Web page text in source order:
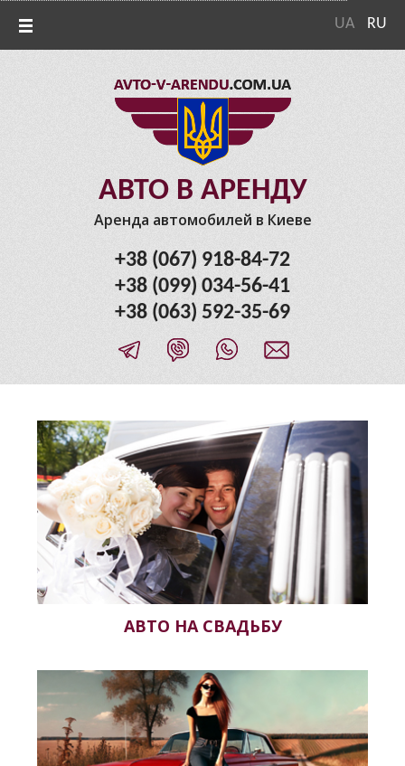
UA RU
АВТО В АРЕНДУ
Аренда автомобилей в Киеве
+38 (067) 918-84-72
+38 (099) 034-56-41
+38 (063) 592-35-69
АВТО НА СВАДЬБУ